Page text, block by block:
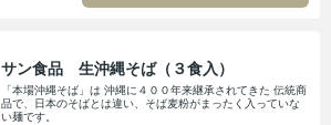
サン食品 生沖縄そば（３食入）
「本場沖縄そば」は 沖縄に４００年来継承されてきた 伝統商
品で、日本のそばとは違い、そば麦粉がまったく入っていな
い麺です。